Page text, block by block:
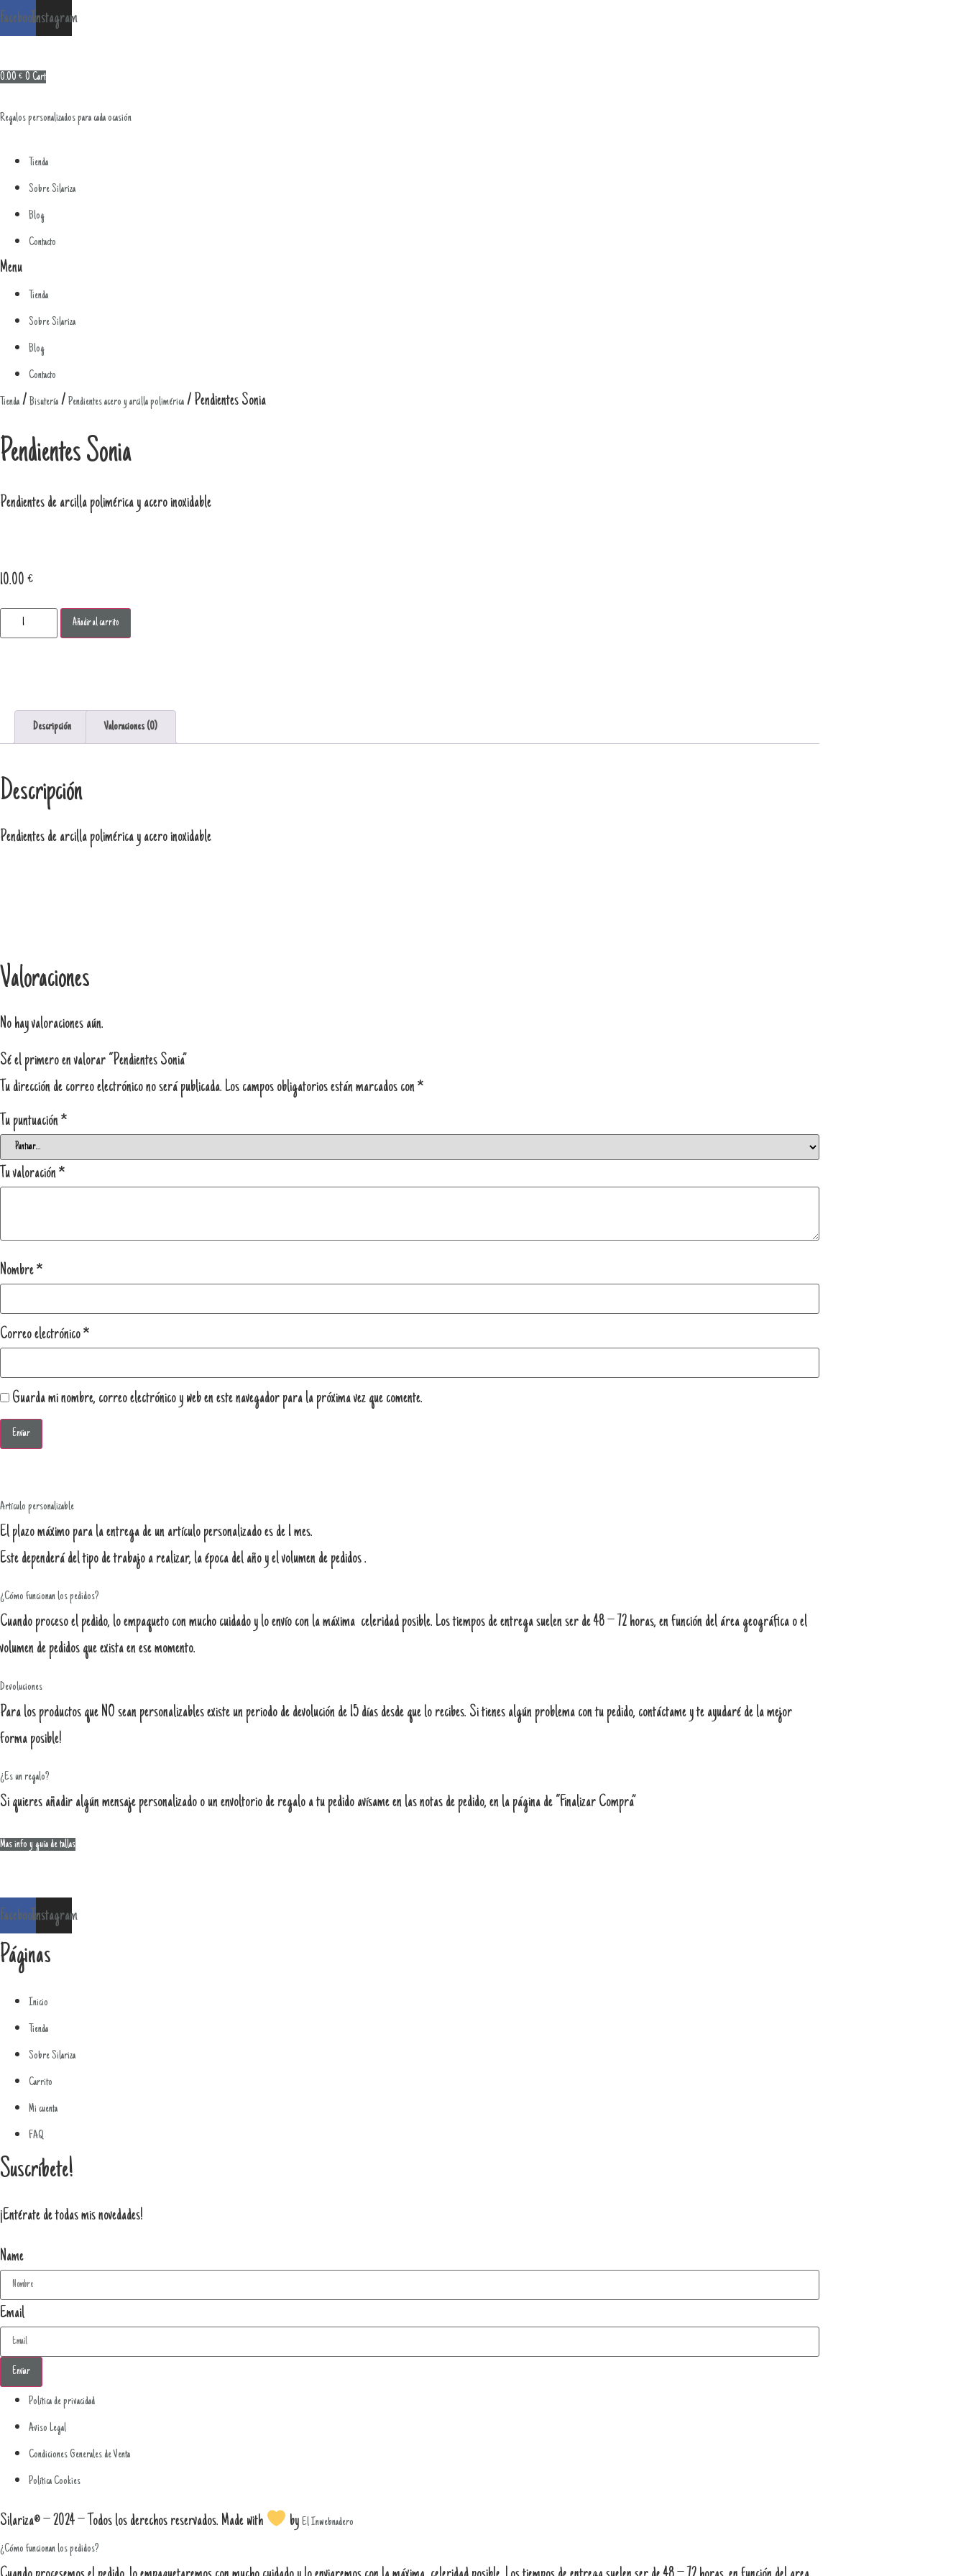
Ir
FacebookInstagram
0.00 € 0 Cart
Regalos personalizados para cada ocasión
Tienda
Sobre Silariza
Blog
Contacto
Menu
Tienda
Sobre Silariza
Blog
Contacto
Tienda / Bisutería / Pendientes acero y arcilla polimérica / Pendientes Sonia
Pendientes Sonia
Pendientes de arcilla polimérica y acero inoxidable
10.00 €
Pendientes
Sonia
Añadir al carrito
Descripción Valoraciones (0)
Descripción
Pendientes de arcilla polimérica y acero inoxidable
Valoraciones
No hay valoraciones aún.
Sé el primero en valorar “Pendientes Sonia”
Tu dirección de correo electrónico no será publicada. Los campos obligatorios están marcados con*
Tu puntuación*
Tu valoración*
Nombre*
Correo electrónico*
Guarda mi nombre, correo electrónico y web en este navegador para la próxima vez que comente.
Artículo personalizable
El plazo máximo para la entrega de un artículo personalizado es de 1 mes.
Este dependerá del tipo de trabajo a realizar, la época del año y el volumen de pedidos .
¿Cómo funcionan los pedidos?
Cuando proceso el pedido, lo empaqueto con mucho cuidado y lo envío con la máxima celeridad posible. Los tiempos de entrega suelen ser de 48 – 72 horas, en función del área geográfica o el
volumen de pedidos que exista en ese momento.
Devoluciones
Para los productos que NO sean personalizables existe un periodo de devolución de 15 días desde que lo recibes. Si tienes algún problema con tu pedido, contáctame y te ayudaré de la mejor
forma posible!
¿Es un regalo?
Si quieres añadir algún mensaje personalizado o un envoltorio de regalo a tu pedido avísame en las notas de pedido, en la página de “Finalizar Compra”
Mas info y guía de tallas
FacebookInstagram
Páginas
Inicio
Tienda
Sobre Silariza
Carrito
Mi cuenta
FAQ
Suscríbete!
¡Entérate de todas mis novedades!
Name
Email
Enviar
Política de privacidad
Aviso Legal
Condiciones Generales de Venta
Política Cookies
Silariza® – 2024 – Todos los derechos reservados. Made with by El Inwebnadero
¿Cómo funcionan los pedidos?